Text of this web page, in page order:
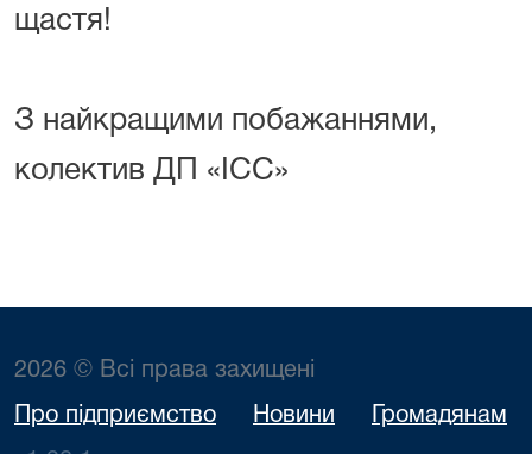
щастя!
З найкращими побажаннями,
колектив ДП «ІСС»
2026 © Всі права захищені
Про підприємство Новини Громадянам